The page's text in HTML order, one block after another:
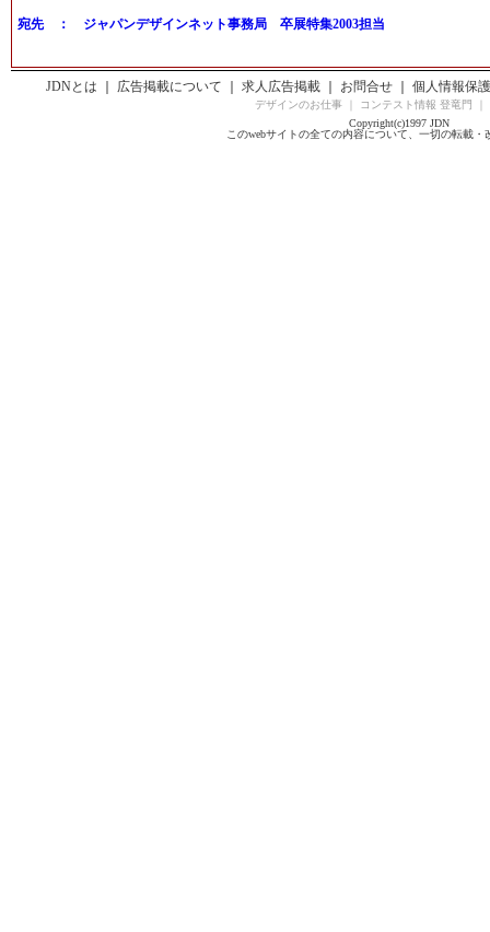
宛先 ： ジャパンデザインネット事務局 卒展特集2003担当
JDNとは 広告掲載について 求人広告掲載｜ お問合せ｜ 個人情報保
デザインのお仕事｜ コンテスト情報 登竜門
Copyright(c)1997 JDN
このwebサイトの全ての内容について、一切の転載・